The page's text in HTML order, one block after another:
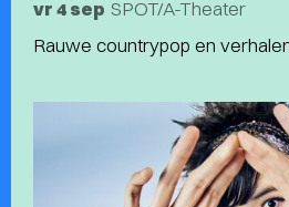
vr 4 sep SPOT/A-Theater
Rauwe countrypop en